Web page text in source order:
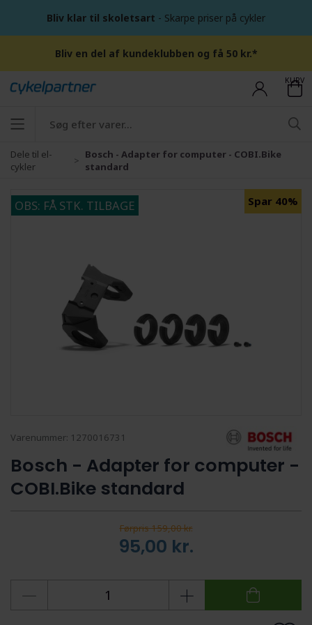
Bliv klar til skoletsart - Skarpe priser på cykler
Bliv en del af kundeklubben og få 50 kr.*
KURV
Dele til el-
cykler
Bosch - Adapter for computer - COBI.Bike
standard
OBS: FÅ STK. TILBAGE Spar 40%
Varenummer: 1270016731
Bosch - Adapter for computer -
COBI.Bike standard
Førpris 159,00 kr.
95,00 kr.